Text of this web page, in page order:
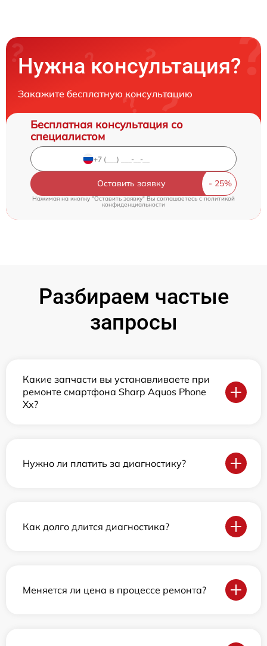
Нужна консультация?
Закажите бесплатную консультацию
Бесплатная консультация со
специалистом
Оставить заявку
Нажимая на кнопку "Оставить заявку" Вы соглашаетесь c политикой
конфиденциальности
Разбираем частые
запросы
Какие запчасти вы устанавливаете при
ремонте смартфона Sharp Aquos Phone
Xx?
Нужно ли платить за диагностику?
Как долго длится диагностика?
Меняется ли цена в процессе ремонта?